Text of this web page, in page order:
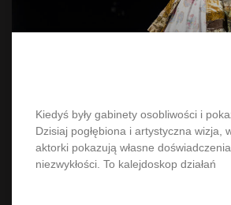
Kiedyś były gabinety osobliwości i
Dzisiaj pogłębiona i artystyczna wizja,
aktorki pokazują własne
niezwykłości. To kalejdoskop działań